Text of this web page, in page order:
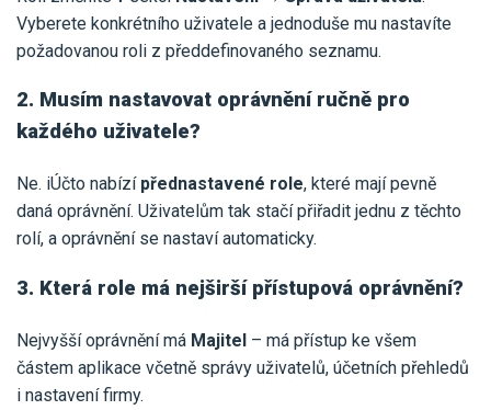
Vyberete konkrétního uživatele a jednoduše mu nastavíte
požadovanou roli z předdefinovaného seznamu.
2. Musím nastavovat oprávnění ručně pro
každého uživatele?
Ne. iÚčto nabízí přednastavené role, které mají pevně
daná oprávnění. Uživatelům tak stačí přiřadit jednu z těchto
rolí, a oprávnění se nastaví automaticky.
3. Která role má nejširší přístupová oprávnění?
Nejvyšší oprávnění má Majitel – má přístup ke všem
částem aplikace včetně správy uživatelů, účetních přehledů
i nastavení firmy.